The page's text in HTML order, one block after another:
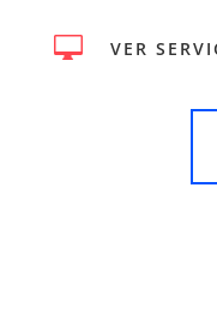
 VER